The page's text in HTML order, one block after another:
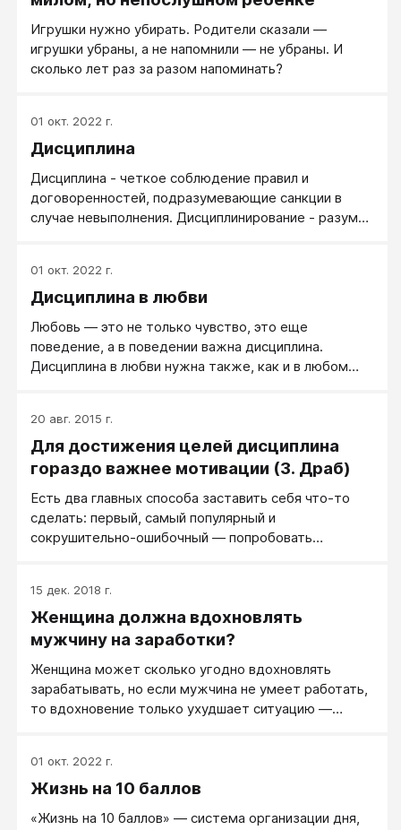
Игрушки нужно убирать. Родители сказали —
игрушки убраны, а не напомнили — не убраны. И
сколько лет раз за разом напоминать?
01 окт. 2022 г.
Дисциплина
Дисциплина - четкое соблюдение правил и
договоренностей, подразумевающие санкции в
случае невыполнения. Дисциплинирование - разумно
Силовик организует Дисциплину силой, (или кого-
то) на исполнение порядка или эффективную работу
ситуации ищут возможность так себя
заинтересовать, что нужное делать захочешь,
тактики - создать такие условия жизни, чтобы
естественно.
01 окт. 2022 г.
Дисциплина в любви
Любовь — это не только чувство, это еще
поведение, а в поведении важна дисциплина.
Дисциплина в любви нужна также, как и в любом
20 авг. 2015 г.
Для достижения целей дисциплина
гораздо важнее мотивации (З. Драб)
Есть два главных способа заставить себя что-то
сделать: первый, самый популярный и
сокрушительно-ошибочный — попробовать
дисциплину. Это одна из тех ситуаций, когда
принятие иного подхода немедленно приводит к
лучшим результатам. Нечасто услышишь верное
это тот самый случай. Момент, когда над головой
загорается лампочка.
15 дек. 2018 г.
Женщина должна вдохновлять
мужчину на заработки?
Женщина может сколько угодно вдохновлять
зарабатывать, но если мужчина не умеет работать,
то вдохновение только ухудшает ситуацию —
руки.
01 окт. 2022 г.
Жизнь на 10 баллов
«Жизнь на 10 баллов» — система организации дня,